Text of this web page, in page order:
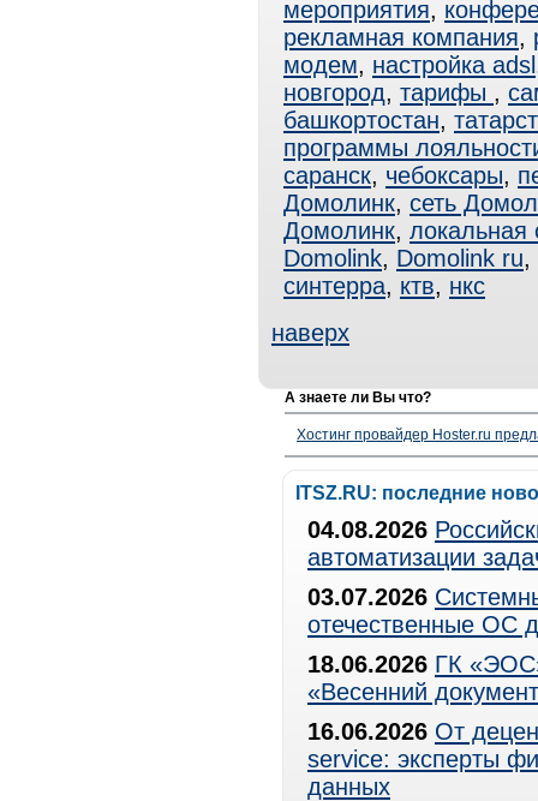
мероприятия,
рекламная компания,
модем, настройка adsl
новгород, тарифы ,
башкортостан,
программы
саранск, чебоксары,
Домолинк, сеть
Домолинк, локальная
Domolink, Domolink ru,
синтерра, ктв, нкс
наверх
А знаете ли Вы что?
Хостинг провайдер Hoster.ru
ITSZ.RU: последние
04.08.2026
автоматизации
03.07.2026
отечественные ОС
18.06.2026 ГК
«Весенний
16.06.2026 От
service: эксперты
данных